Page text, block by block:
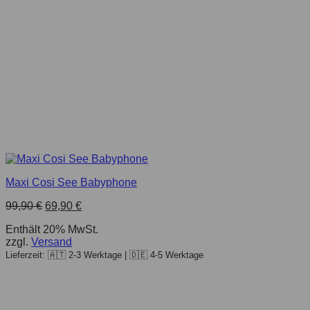
Maxi Cosi See Babyphone
99,90€ 69,90 €
Enthält 20% MwSt.
zzgl. Versand
Lieferzeit: 🇦🇹 2-3 Werktage | 🇩🇪 4-5 Werktage